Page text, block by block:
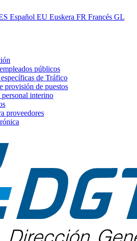
Español EU Euskera FR Francés GL
públicos
de Tráfico
provisión de puestos
personal interino
proveedores